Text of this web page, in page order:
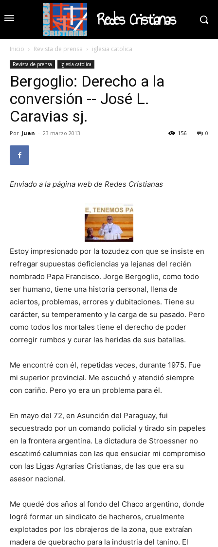
Redes Cristianas
Inicio Revista de prensa iglesia catolica
Revista de prensa iglesia catolica
Bergoglio: Derecho a la
conversión -- José L.
Caravias sj.
Por Juan - 23 marzo 2013 0
156
Enviado a la página web de Redes Cristianas
Estoy impresionado por la tozudez con que se insiste en
refregar supuestas deficiencias ya lejanas del recién
nombrado Papa Francisco. Jorge Bergoglio, como todo
ser humano, tiene una historia personal, llena de
aciertos, problemas, errores y dubitaciones. Tiene su
carácter, su temperamento y la carga de su pasado. Pero
como todos los mortales tiene el derecho de poder
corregir rumbos y curar las heridas de sus batallas.
Me encontré con él, repetidas veces, durante 1975. Fue
mi superior provincial. Me escuchó y atendió siempre
con cariño. Pero yo era un problema para él.
En mayo del 72, en Asunción del Paraguay, fui
secuestrado por un comando policial y tirado sin papeles
en la frontera argentina. La dictadura de Stroessner no
escatimó calumnias con las que ensuciar mi compromiso
con las Ligas Agrarias Cristianas, de las que era su
asesor nacional.
Me quedé dos años al fondo del Chaco argentino, donde
logré formar un sindicato de hacheros, cruelmente
explotados por los obrajeros de la zona, que extraían
madera de quebracho para la industria del tanino. El